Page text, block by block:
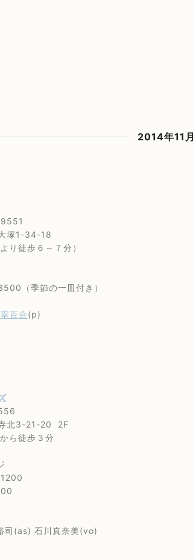
2014年11月
1-34-18
歩６～７分）
（季節の一皿付き）
百合(p)
3-21-20 2F
徒歩３分
司(as) 石川真奈美(vo)